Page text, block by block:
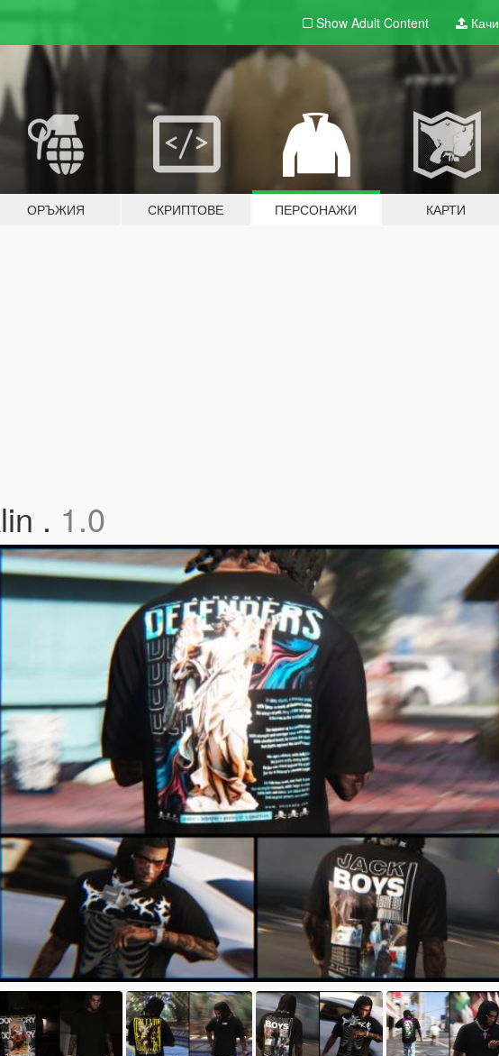
Show Adult Content Качи
ОРЪЖИЯ СКРИПТОВЕ ПЕРСОНАЖИ КАРТИ
. 1.0